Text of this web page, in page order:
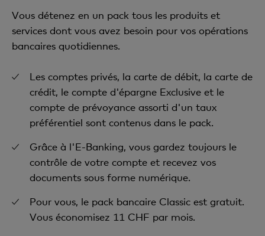
Vous détenez en un pack tous les produits et
services dont vous avez besoin pour vos opérations
bancaires quotidiennes.
Les comptes privés, la carte de débit, la carte de
crédit, le compte d'épargne Exclusive et le
compte de prévoyance assorti d'un taux
préférentiel sont contenus dans le pack.
Grâce à l'E-Banking, vous gardez toujours le
contrôle de votre compte et recevez vos
documents sous forme numérique.
Pour vous, le pack bancaire Classic est gratuit.
Vous économisez 11 CHF par mois.